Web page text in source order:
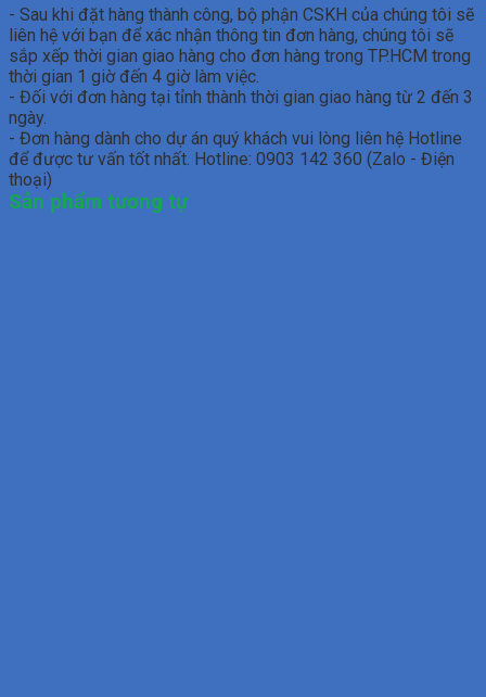
- Sau khi đặt hàng thành công, bộ phận CSKH của chúng tôi sẽ
liên hệ với bạn để xác nhận thông tin đơn hàng, chúng tôi sẽ
sắp xếp thời gian giao hàng cho đơn hàng trong TP.HCM trong
thời gian 1 giờ đến 4 giờ làm việc.
- Đối với đơn hàng tại tỉnh thành thời gian giao hàng từ 2 đến 3
ngày.
- Đơn hàng dành cho dự án quý khách vui lòng liên hệ Hotline
để được tư vấn tốt nhất. Hotline: 0903 142 360 (Zalo - Điện
thoại)
Sản phẩm tương tự